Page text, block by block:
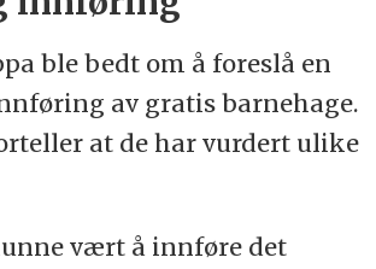
ble bedt om å foreslå en
av gratis barnehage.
at de har vurdert ulike
vært å innføre det